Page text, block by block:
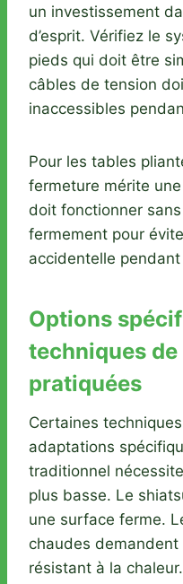
un investissement
d’esprit. Vérifiez le
pieds qui doit être
câbles de tension
inaccessibles
Pour les tables
fermeture mérite
doit fonctionner
fermement pour
accidentelle
Options
techniques de
pratiquées
Certaines
adaptations
traditionnel
plus basse. Le
une surface ferme.
chaudes
résistant à la chaleur.